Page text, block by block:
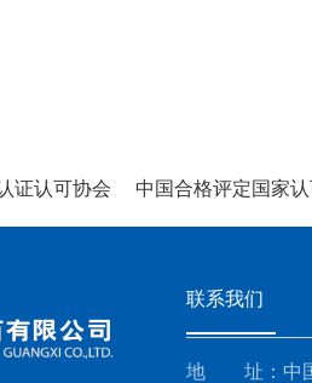
证认可协会 中国合格评定国家认
联系我们
地 址：中国